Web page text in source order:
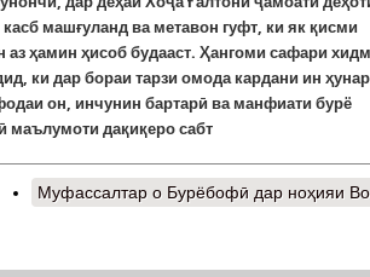
машғуланд ва метавон гуфт, ки як қисми
ҳамин ҳисоб будааст. Ҳангоми сафари
ки дар бораи тарзи омода кардани ин
он, инчунин бартарӣ ва манфиати бурё
маълумоти дақиқеро сабт
Муфассалтар о Бурёбофӣ дар ноҳияи